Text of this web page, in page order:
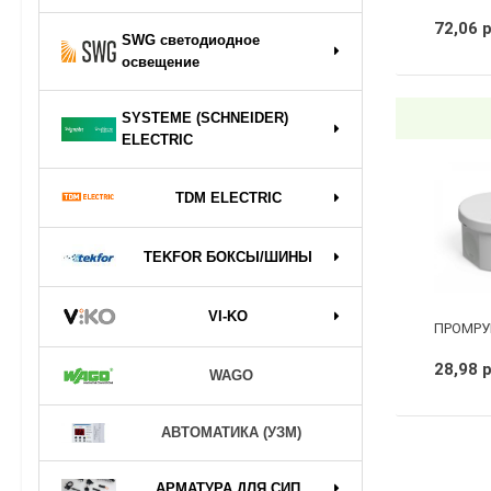
SWG светодиодное
освещение
SYSTEME (SCHNEIDER)
ELECTRIC
TDM ELECTRIC
TEKFOR БОКСЫ/ШИНЫ
VI-KO
WAGO
АВТОМАТИКА (УЗМ)
72,06
28,98